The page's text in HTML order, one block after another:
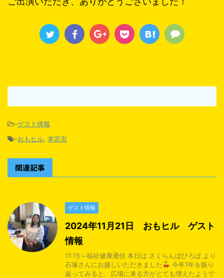
-ゲスト情報
-おもヒル, 本宮市
関連記事
ゲスト情報
2024年11月21日 おもヒル ゲスト
情報
11:15～福祉健康通信 本日は さくらんぼひろば より
石塚さんにお越しいただきました
今年1年を振り
返ってみると、広場に来る方がとても増えたようで